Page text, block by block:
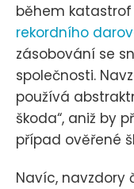
během
rekordního
zásobování se
společnosti.
používá
škoda“, aniž by
případ ověřené
Navíc, navzdory